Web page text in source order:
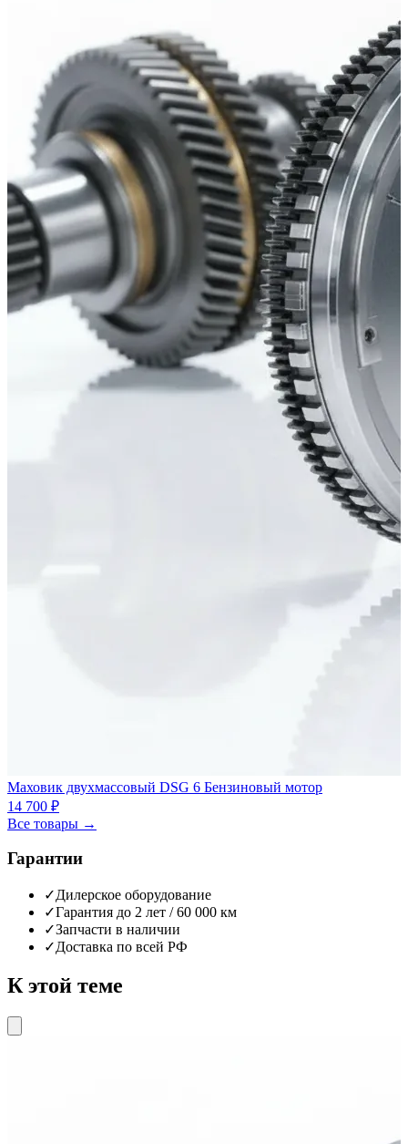
Маховик двухмассовый DSG 6 Бензиновый мотор
14 700 ₽
Все товары →
Гарантии
✓Дилерское оборудование
✓Гарантия до 2 лет / 60 000 км
✓Запчасти в наличии
✓Доставка по всей РФ
К этой теме